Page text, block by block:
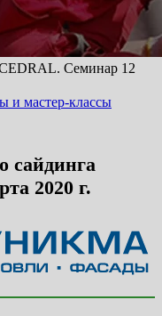
Семинар 12
и мастер-классы
сайдинга
2020 г.